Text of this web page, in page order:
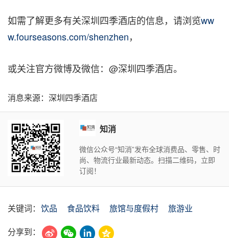
如需了解更多有关深圳四季酒店的信息，请浏览ww
w.fourseasons.com/shenzhen，
或关注官方微博及微信：@深圳四季酒店。
消息来源：深圳四季酒店
知消
微信公众号“知消”发布全球消费品、零售、时
尚、物流行业最新动态。扫描二维码，立即
订阅！
关键词： 饮品 食品饮料 旅馆与度假村
旅游业
分享到：